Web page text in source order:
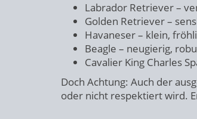
Labrador Retriever –
Golden Retriever –
Havaneser – klein,
Beagle – neugierig,
Cavalier King Charles
Doch Achtung: Auch der
oder nicht respektiert wird.